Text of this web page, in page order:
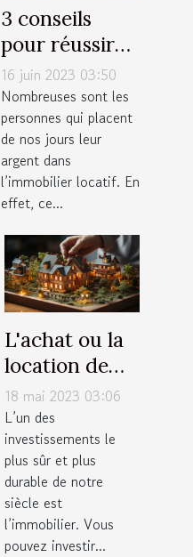
3 conseils
pour réussir
votre
investissement
locatif
16 juin 2023 03:50
Nombreuses sont les
personnes qui placent
de nos jours leur
argent dans
l’immobilier locatif. En
effet, ce...
L'achat ou la
location de
résidence
principale :
quels sont nos
avis à ce sujet
?
18 mai 2023 03:06
L’un des
investissements le
plus sûr et plus
durable de notre
siècle est
l’immobilier. Vous
pouvez investir...